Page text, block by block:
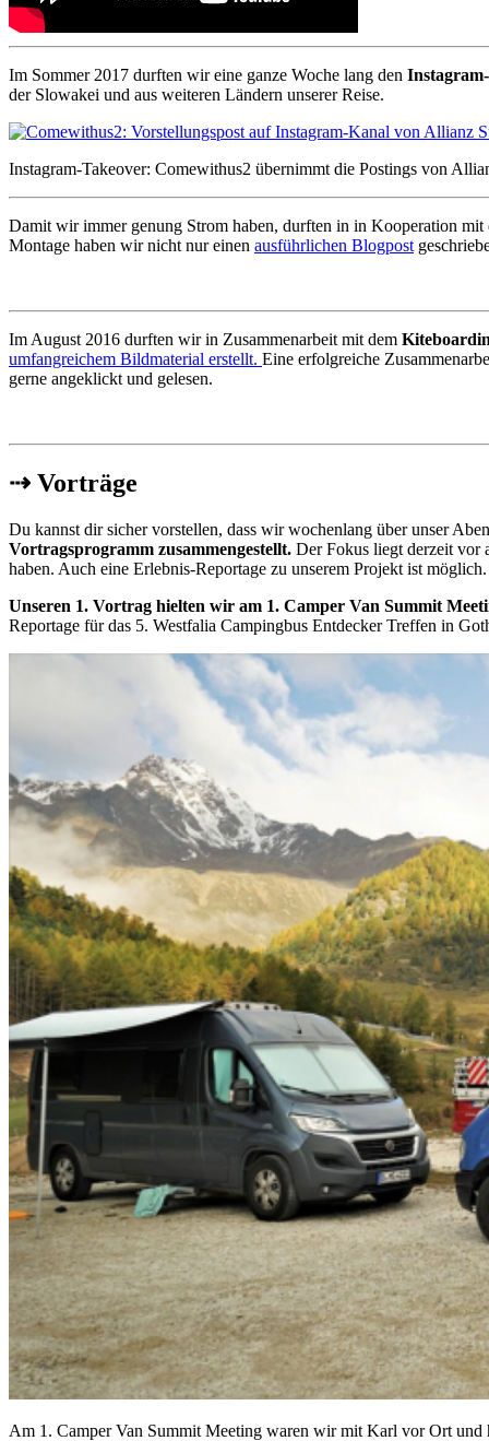
Im Sommer 2017 durften wir eine ganze Woche lang den
der Slowakei und aus weiteren Ländern unserer Reise.
Instagram-Takeover: Comewithus2 übernimmt die Postings von
Damit wir immer genung Strom haben, durften in in Kooperation
Montage haben wir nicht nur einen ausführlichen Blogpost
Im August 2016 durften wir in Zusammenarbeit mit dem
umfangreichem Bildmaterial erstellt. Eine erfolgreiche
gerne angeklickt und gelesen.
⇢ Vorträge
Du kannst dir sicher vorstellen, dass wir wochenlang über unser
Vortragsprogramm zusammengestellt. Der Fokus liegt derzeit vor
haben. Auch eine Erlebnis-Reportage zu unserem Projekt ist
Unseren 1. Vortrag hielten wir am 1. Camper Van Summit
Reportage für das 5. Westfalia Campingbus Entdecker Treffen in
Am 1. Camper Van Summit Meeting waren wir mit Karl vor Ort und